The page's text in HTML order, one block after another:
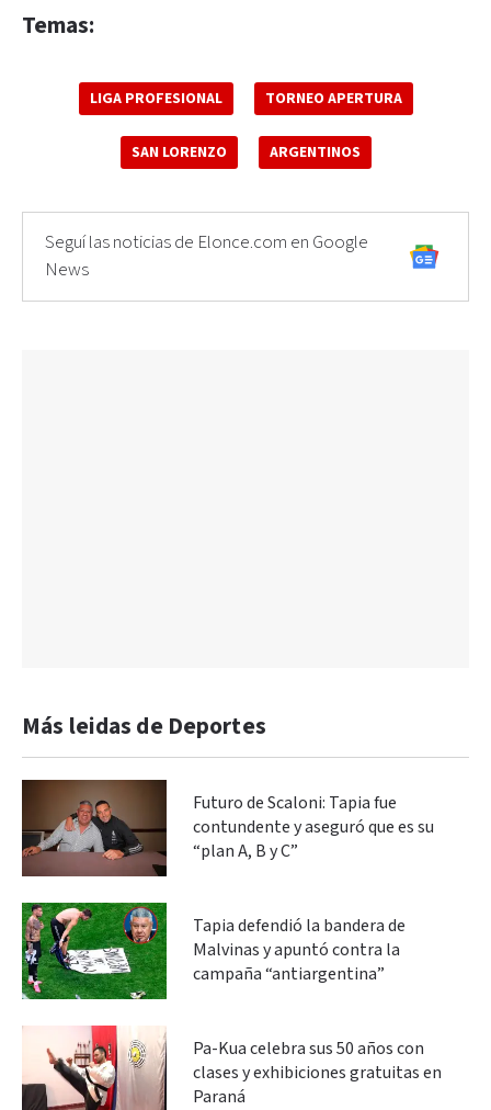
Temas:
LIGA PROFESIONAL TORNEO APERTURA
SAN LORENZO ARGENTINOS
Seguí las noticias de Elonce.com en Google
News
Más leidas de Deportes
Futuro de Scaloni: Tapia fue
contundente y aseguró que es su
“plan A, B y C”
Tapia defendió la bandera de
Malvinas y apuntó contra la
campaña “antiargentina”
Pa-Kua celebra sus 50 años con
clases y exhibiciones gratuitas en
Paraná